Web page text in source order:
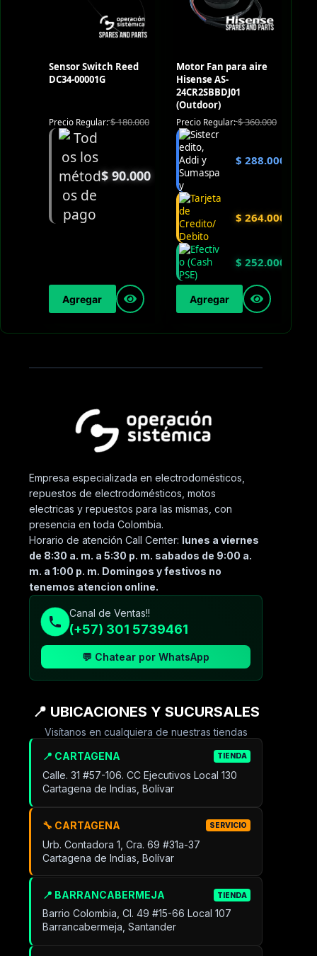
Sensor Switch Reed
DC34-00001G
Precio Regular:$180.000
$90.000
Agregar
Motor Fan para aire
Hisense AS-
24CR2SBBDJ01
(Outdoor)
Precio Regular:$360.000
$ 288.000
$ 264.000
$ 252.000
Agregar
Empresa especializada en electrodomésticos,
repuestos de electrodomésticos, motos
electricas y repuestos para las mismas, con
presencia en toda Colombia.
Horario de atención Call Center: lunes a viernes
de 8:30 a. m. a 5:30 p. m. sabados de 9:00 a.
m. a 1:00 p. m. Domingos y festivos no
tenemos atencion online.
Canal de Ventas!!
(+57) 301 5739461
💬 Chatear por WhatsApp
📍 UBICACIONES Y SUCURSALES
Visítanos en cualquiera de nuestras tiendas
📍 CARTAGENA TIENDA
Calle. 31 #57-106. CC Ejecutivos Local 130
Cartagena de Indias, Bolívar
🔧 CARTAGENA SERVICIO
Urb. Contadora 1, Cra. 69 #31a-37
Cartagena de Indias, Bolívar
📍 BARRANCABERMEJA TIENDA
Barrio Colombia, Cl. 49 #15-66 Local 107
Barrancabermeja, Santander